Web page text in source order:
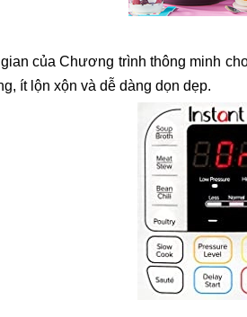
của Chương trình thông minh
ít lộn xộn và dễ dàng dọn dẹp.